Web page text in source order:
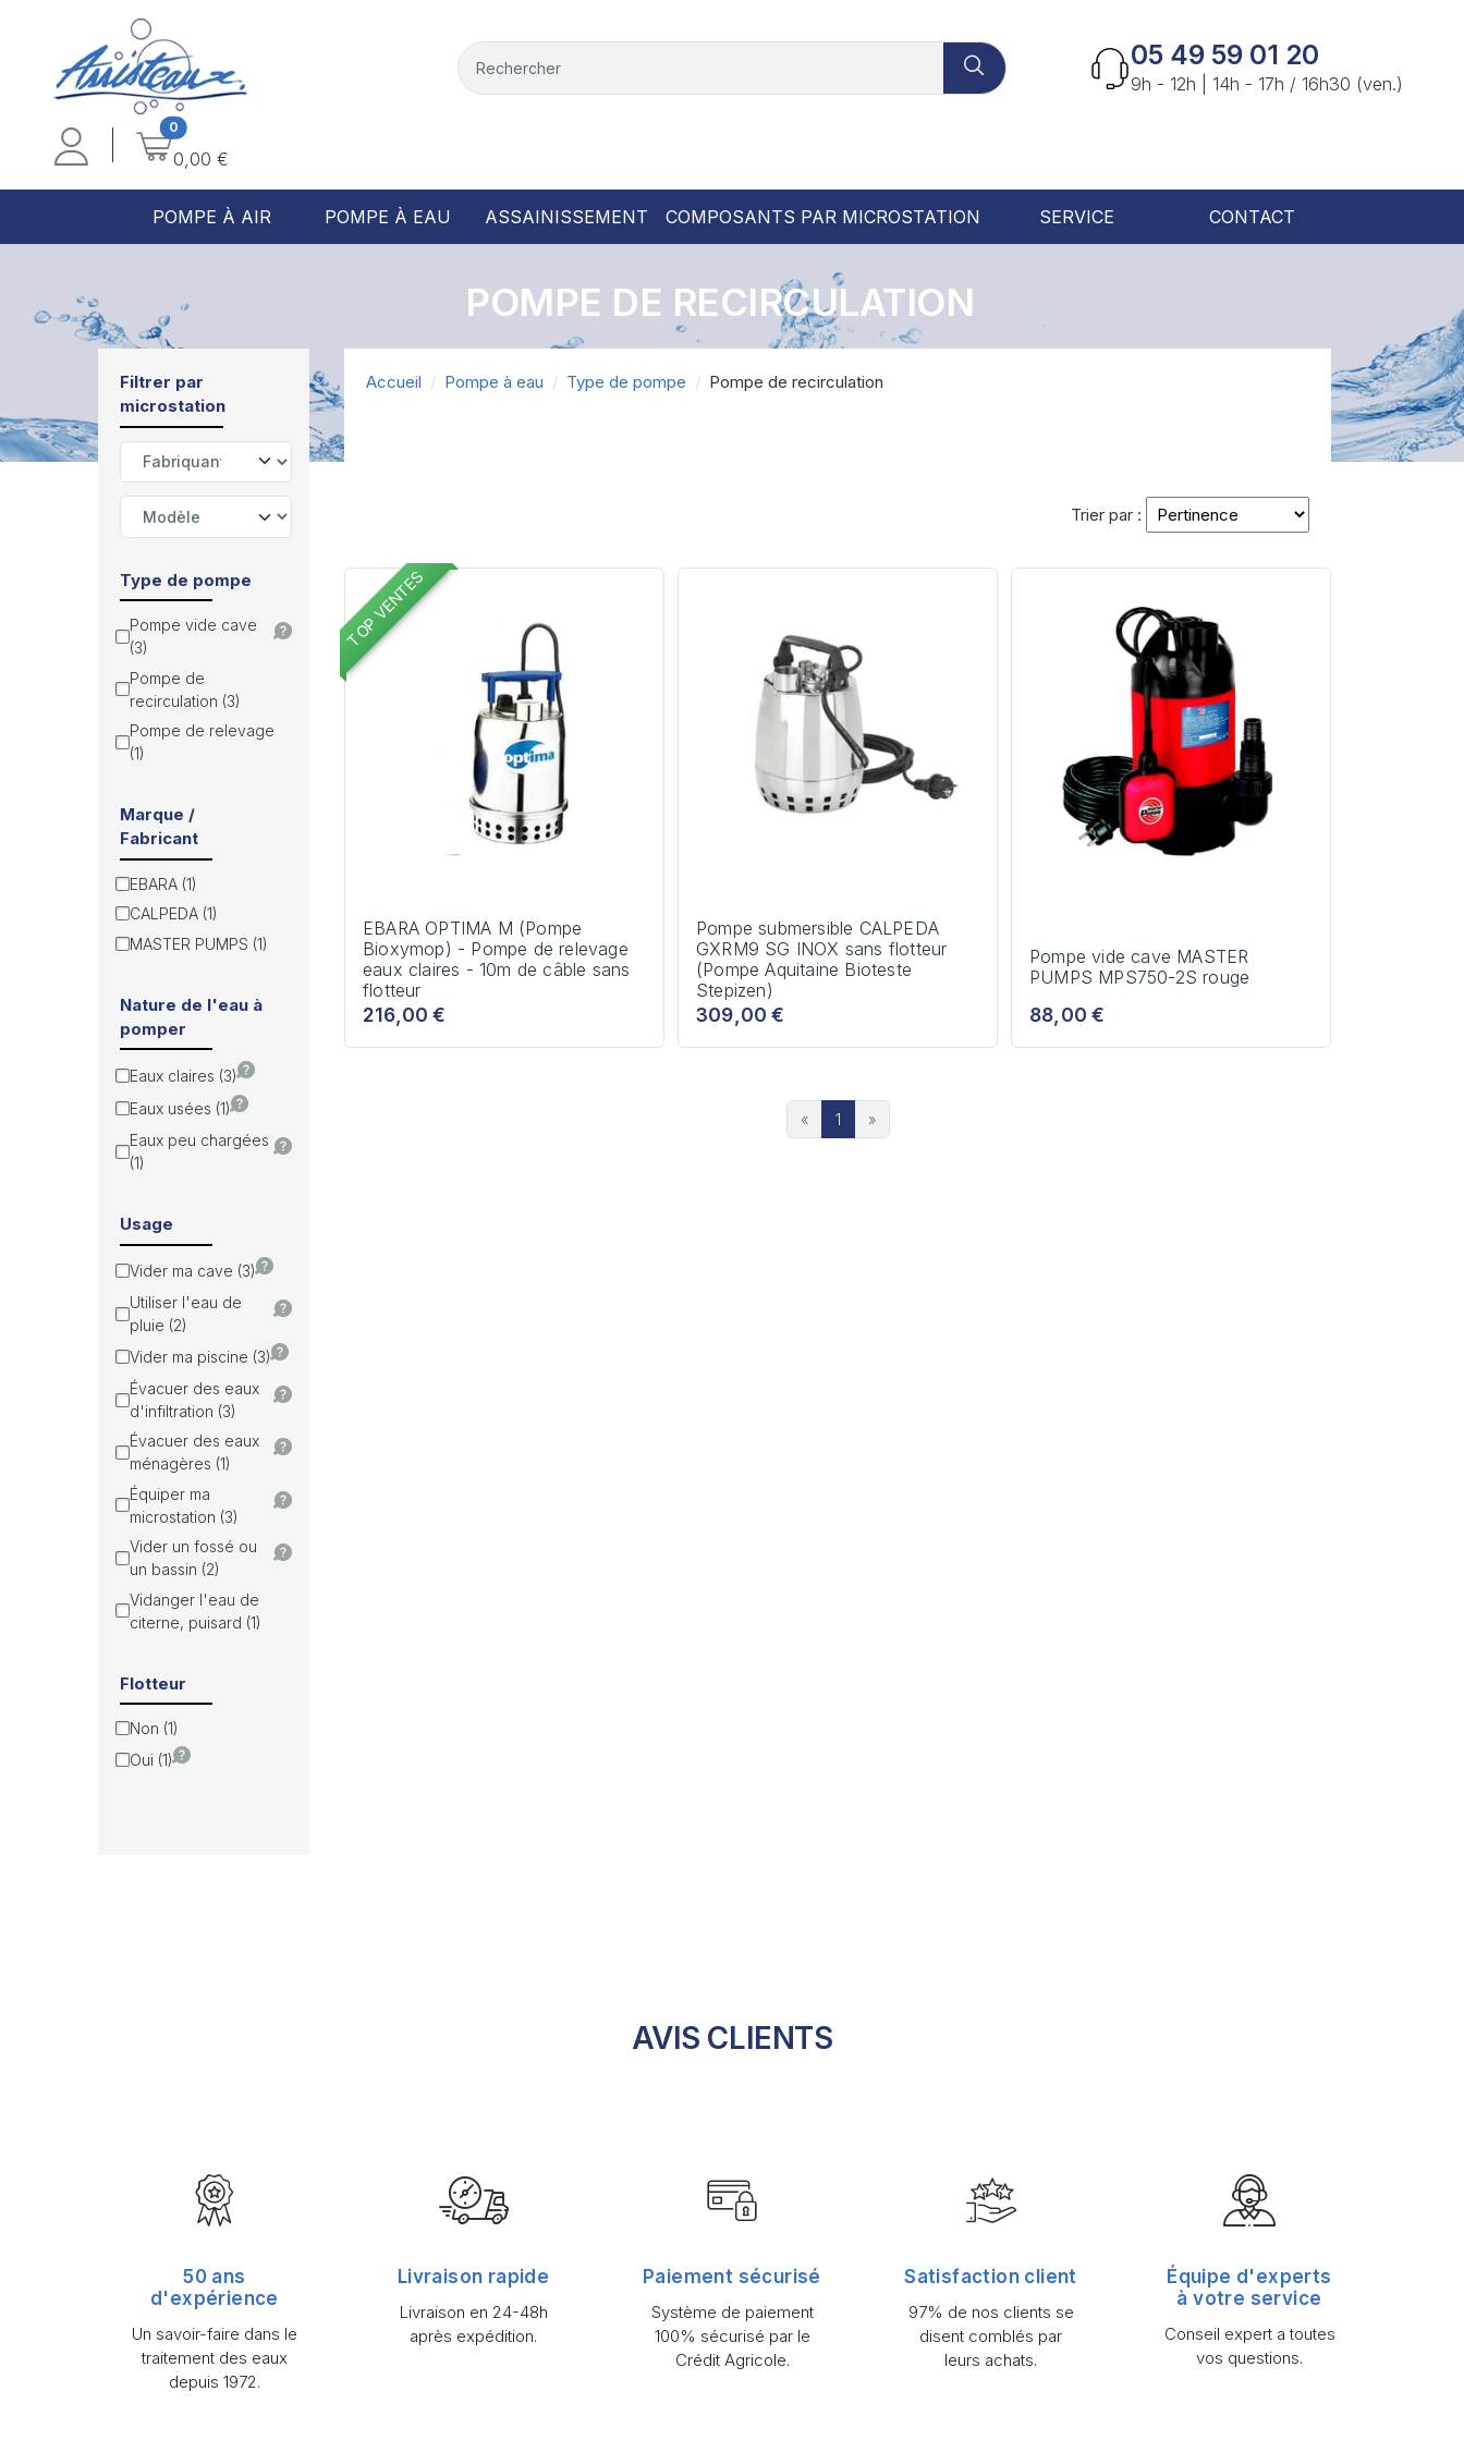
05 49 59 01 20
9h - 12h | 14h - 17h / 16h30 (ven.)
0
0,00 €
POMPE À AIR POMPE À EAU ASSAINISSEMENT COMPOSANTS PAR MICROSTATION SERVICE CONTACT
POMPE DE RECIRCULATION
Filtrer par
microstation
Type de pompe
Pompe vide cave
(3)
Pompe de
recirculation (3)
Pompe de relevage
(1)
Marque /
Fabricant
EBARA (1)
CALPEDA (1)
MASTER PUMPS (1)
Nature de l'eau à
pomper
Eaux claires (3)
Eaux usées (1)
Eaux peu chargées
(1)
Usage
Vider ma cave (3)
Utiliser l'eau de
pluie (2)
Vider ma piscine (3)
Évacuer des eaux
d'infiltration (3)
Évacuer des eaux
ménagères (1)
Équiper ma
microstation (3)
Vider un fossé ou
un bassin (2)
Vidanger l'eau de
citerne, puisard (1)
Flotteur
Non (1)
Oui (1)
Accueil Pompe à eau Type de pompe Pompe de recirculation
Trier par :
TOP VENTES
EBARA OPTIMA M (Pompe
Bioxymop) - Pompe de relevage
eaux claires - 10m de câble sans
flotteur
216,00 €
Pompe submersible CALPEDA
GXRM9 SG INOX sans flotteur
(Pompe Aquitaine Bioteste
Stepizen)
309,00 €
Pompe vide cave MASTER
PUMPS MPS750-2S rouge
88,00 €
« 1 »
AVIS CLIENTS
50 ans
d'expérience
Un savoir-faire dans le
traitement des eaux
depuis 1972.
Livraison rapide
Livraison en 24-48h
après expédition.
Paiement sécurisé
Système de paiement
100% sécurisé par le
Crédit Agricole.
Satisfaction client
97% de nos clients se
disent comblés par
leurs achats.
Équipe d'experts
à votre service
Conseil expert a toutes
vos questions.